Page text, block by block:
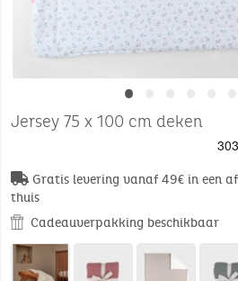
••••••
Jersey 75 x 100 cm deken
Gratis levering vanaf 49€ in een
thuis
Cadeauverpakking beschikbaar